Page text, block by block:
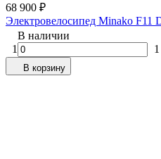
68 900 ₽
Электровелосипед Minako F11
В наличии
1
1
В корзину